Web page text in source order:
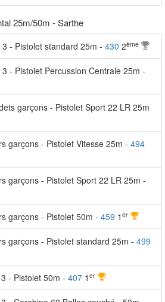
25m/50m - Sarthe
- Pistolet standard 25m - 430 2ème
- Pistolet Percussion Centrale 25m -
garçons - Pistolet Sport 22 LR 25m
garçons - Pistolet Vitesse 25m - 494
garçons - Pistolet Sport 22 LR 25m -
garçons - Pistolet 50m - 459 1 er
garçons - Pistolet standard 25m - 499
- Pistolet 50m - 407 1 er